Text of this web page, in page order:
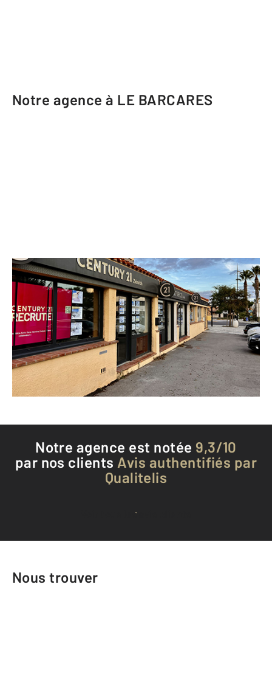
Notre agence à LE BARCARES
CENTURY 21 Zénith
9 bis boulevard du Port
LE BARCARES - 66420
Envoyer un message
Téléphoner à l'agence
Notre agence est notée 9,3/10
par nos clients Avis authentifiés par
Qualitelis
Voir tous les avis clients
Nous trouver